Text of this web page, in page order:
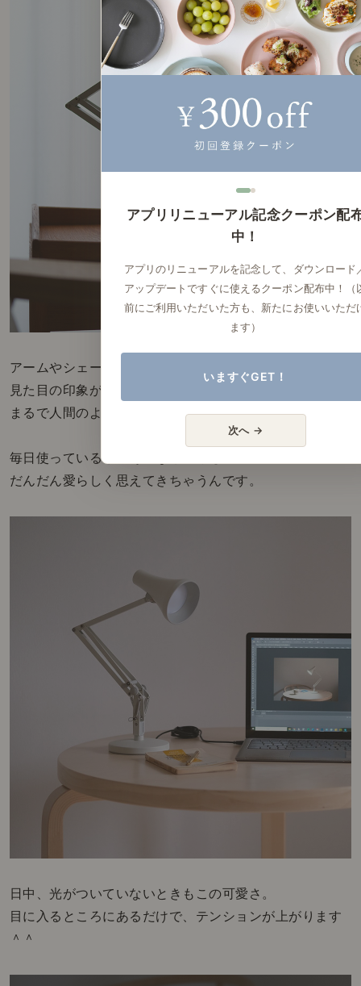
アームやシェードの角度によって、
見た目の印象が変わる表情の豊かさも
まるで人間のよう...！（笑）
毎日使っていると、そんなところも
だんだん愛らしく思えてきちゃうんです。
日中、光がついていないときもこの可愛さ。
目に入るところにあるだけで、テンションが上がります
＾＾
アプリリニューアル記念クーポン配
中！
アプリのリニューアルを記念して、ダウンロード
アップデートですぐに使えるクーポン配布中！（
前にご利用いただいた方も、新たにお使いいただ
ます）
いますぐGET！
次へ →